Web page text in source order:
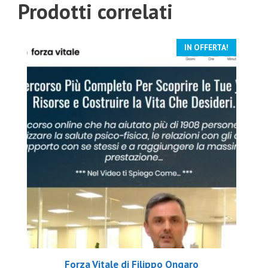
Prodotti correlati
IN OFFERTA!
Forza Vitale di Filippo Ongaro